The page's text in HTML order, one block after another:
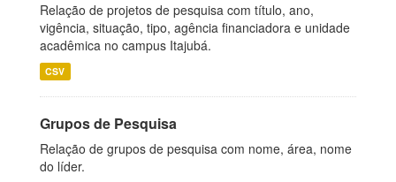
Relação de projetos de pesquisa com título, ano,
vigência, situação, tipo, agência financiadora e unidade
acadêmica no campus Itajubá.
CSV
Grupos de Pesquisa
Relação de grupos de pesquisa com nome, área, nome
do líder.